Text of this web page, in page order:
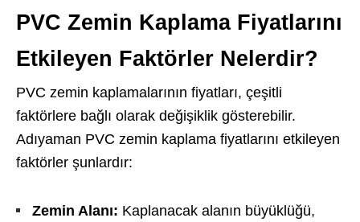
PVC Zemin Kaplama Fiyatlarını
Etkileyen Faktörler Nelerdir?
PVC zemin kaplamalarının fiyatları, çeşitli
faktörlere bağlı olarak değişiklik gösterebilir.
Adıyaman PVC zemin kaplama fiyatlarını etkileyen
faktörler şunlardır:
Zemin Alanı: Kaplanacak alanın büyüklüğü,